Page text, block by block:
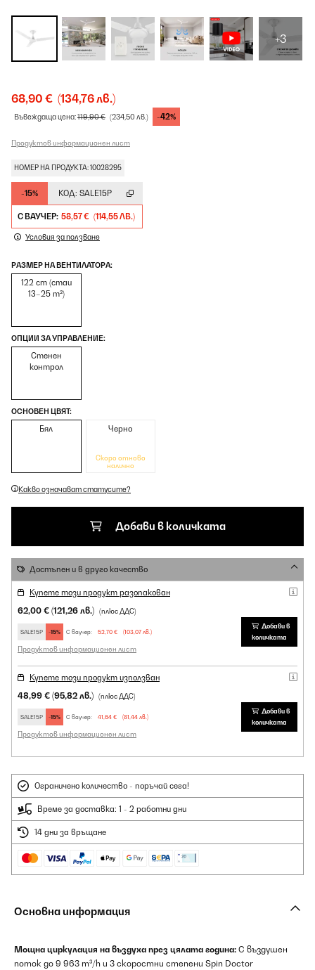
+3
68,90 € (134,76 лв.)
Въвеждаща цена:119,90 € (234,50 лв.) -42%
Продуктов информационен лист
НОМЕР НА ПРОДУКТА: 10028295
-15% КОД: SALE15P
С ВАУЧЕР: 58,57 € (114,55 ЛВ.)
Условия за ползване
РАЗМЕР НА ВЕНТИЛАТОРА:
122 cm (стаи
13–25 m²)
ОПЦИИ ЗА УПРАВЛЕНИЕ:
Стенен
контрол
ОСНОВЕН ЦВЯТ:
Бял Черно
Скоро отново
налично
Какво означават статусите?
Добави в количката
Достъпен и в друго качество
Купете този продукт разопакован
62,00 € (121,26 лв.) (плюс ДДС)
SALE15P -15% С ваучер: 52,70 € (103,07 лв.)
Продуктов информационен лист
Добави в
количката
Купете този продукт използван
48,99 € (95,82 лв.) (плюс ДДС)
SALE15P -15% С ваучер: 41,64 € (81,44 лв.)
Продуктов информационен лист
Добави в
количката
Ограничено количество - поръчай сега!
Време за доставка: 1 - 2 работни дни
14 дни за връщане
Основна информация
Мощна циркулация на въздуха през цялата година: С въздушен
поток до 9 963 m³/h и 3 скоростни степени Spin Doctor